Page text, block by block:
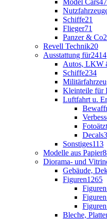
Model Cars47
Schiffe21
Flieger71
Panzer & Co
Revell Technik20
Ausstattung für2414
Autos, LKW
Schiffe234
Kleinteile für
Luftfahrt u.
Decals
Sonstiges113
Modelle aus Papier
Diorama- und
Gebäude,
Figuren1265
Bleche,